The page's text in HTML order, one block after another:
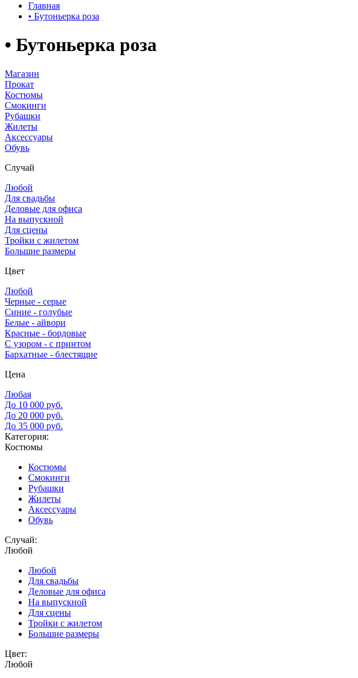
Главная
• Бутоньерка роза
• Бутоньерка роза
Магазин
Прокат
Костюмы
Смокинги
Рубашки
Жилеты
Аксессуары
Обувь
Случай
Любой
Для свадьбы
Деловые для офиса
На выпускной
Для сцены
Тройки с жилетом
Большие размеры
Цвет
Любой
Черные - серые
Синие - голубые
Белые - айвори
Красные - бордовые
С узором - с принтом
Бархатные - блестящие
Цена
Любая
До 10 000 руб.
До 20 000 руб.
До 35 000 руб.
Категория:
Костюмы
Костюмы
Смокинги
Рубашки
Жилеты
Аксессуары
Обувь
Случай:
Любой
Любой
Для свадьбы
Деловые для офиса
На выпускной
Для сцены
Тройки с жилетом
Большие размеры
Цвет:
Любой